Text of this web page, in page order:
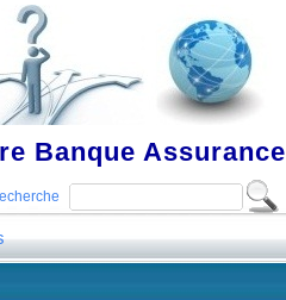
Banque Assurance